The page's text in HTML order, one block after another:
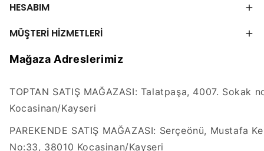
HESABIM
MÜŞTERİ HİZMETLERİ
Mağaza Adreslerimiz
TOPTAN SATIŞ MAĞAZASI: Talatpaşa, 4007. Sokak
Kocasinan/Kayseri
PAREKENDE SATIŞ MAĞAZASI: Serçeönü, Mustafa
No:33, 38010 Kocasinan/Kayseri